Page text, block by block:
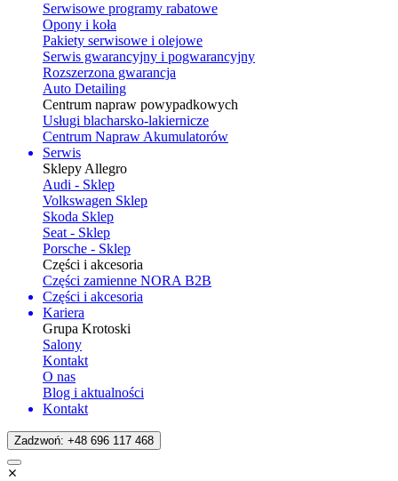
Serwisowe programy rabatowe
Opony i koła
Pakiety serwisowe i olejowe
Serwis gwarancyjny i pogwarancyjny
Rozszerzona gwarancja
Auto Detailing
Centrum napraw powypadkowych
Usługi blacharsko-lakiernicze
Centrum Napraw Akumulatorów
Serwis
Sklepy Allegro
Audi - Sklep
Volkswagen Sklep
Skoda Sklep
Seat - Sklep
Porsche - Sklep
Części i akcesoria
Części zamienne NORA B2B
Części i akcesoria
Kariera
Grupa Krotoski
Salony
Kontakt
O nas
Blog i aktualności
Kontakt
Zadzwoń: +48 696 117 468